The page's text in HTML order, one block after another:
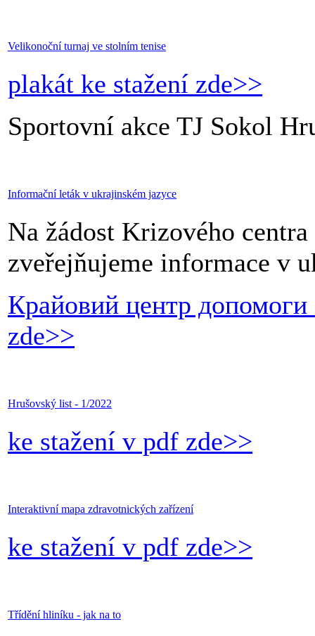
Velikonoční turnaj ve stolním tenise
plakát ke stažení zde>>
Sportovní akce TJ Sokol
Informační leták v ukrajinském jazyce
Na žádost Krizového
zveřejňujeme informace v
Крайовий центр допомоги
zde>>
Hrušovský list - 1/2022
ke stažení v pdf zde>>
Interaktivní mapa zdravotnických zařízení
ke stažení v pdf zde>>
Třídění hliníku - jak na to